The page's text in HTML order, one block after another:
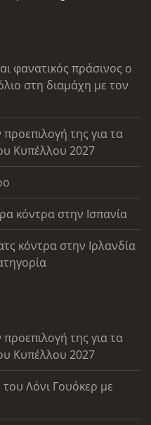
φανατικός πράσινος ο
στη διαμάχη με τον
της για τα
Κυπέλλου 2027
κόντρα στην Ισπανία
κόντρα στην Ιρλανδία
της για τα
Κυπέλλου 2027
Λόνι Γουόκερ με